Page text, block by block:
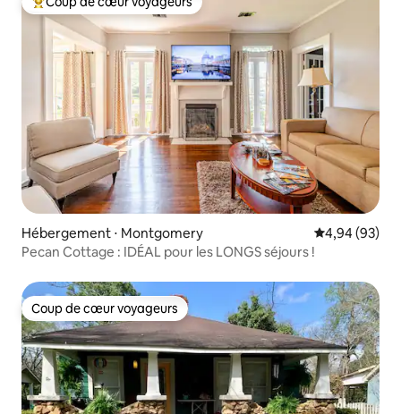
Coups de cœur voyageurs les plus appréciés
Hébergement ⋅ Montgomery Évaluation
4,94 (93)
Pecan Cottage : IDÉAL pour les LONGS séjours !
Coup de cœur voyageurs
Coup de cœur voyageurs